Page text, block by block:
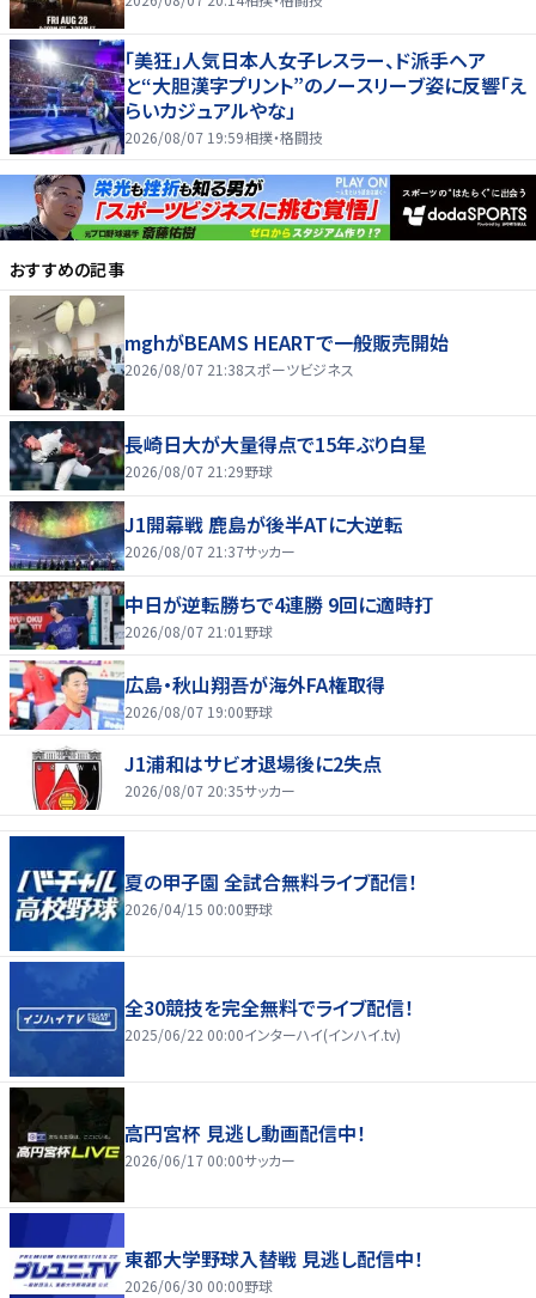
「美狂」人気日本人女子レスラー、ド派手ヘア
と“大胆漢字プリント”のノースリーブ姿に反響「え
らいカジュアルやな」
2026/08/07 19:59相撲・格闘技
おすすめの記事
mghがBEAMS HEARTで一般販売開始
2026/08/07 21:38スポーツビジネス
長崎日大が大量得点で15年ぶり白星
2026/08/07 21:29野球
J1開幕戦 鹿島が後半ATに大逆転
2026/08/07 21:37サッカー
中日が逆転勝ちで4連勝 9回に適時打
2026/08/07 21:01 野球
広島・秋山翔吾が海外FA権取得
2026/08/07 19:00野球
J1浦和はサビオ退場後に2失点
2026/08/07 20:35サッカー
夏の甲子園 全試合無料ライブ配信！
2026/04/15 00:00野球
全30競技を完全無料でライブ配信！
2025/06/22 00:00インターハイ(インハイ.tv)
高円宮杯 見逃し動画配信中！
2026/06/17 00:00サッカー
東都大学野球入替戦 見逃し配信中！
2026/06/30 00:00野球